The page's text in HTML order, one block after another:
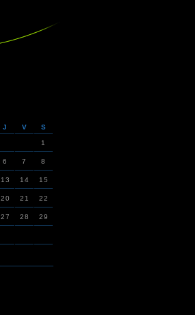
J V S
1
6 7 8
13 14 15
20 21 22
27 28 29